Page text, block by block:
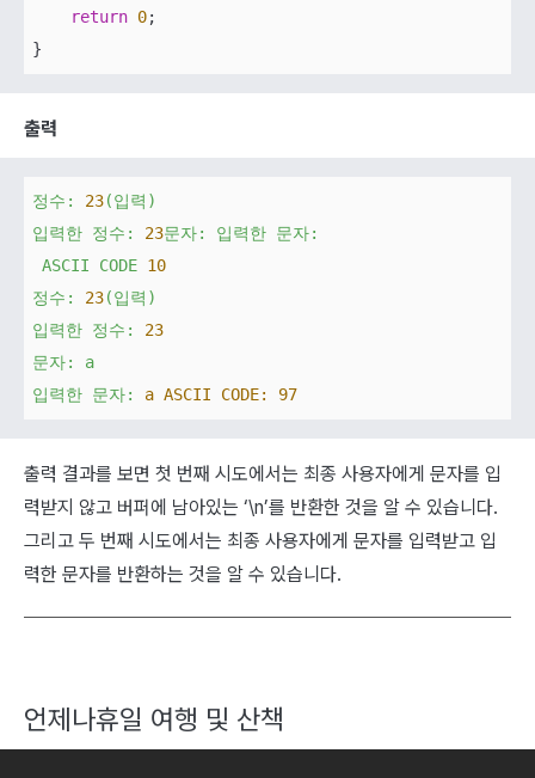
return 0;
출력
정수: 23(입력)
입력한 정수: 23문자: 입력한 문자:
ASCII
CODE 10
정수:
23(입력)
입력한 정수:
23
문자:
a
입력한 문자: a ASCII CODE: 97
출력 결과를 보면 첫 번째 시도에서는 최종 사용자에게 문자를 입
력받지 않고 버퍼에 남아있는 ‘\n’를 반환한 것을 알 수 있습니다.
그리고 두 번째 시도에서는 최종 사용자에게 문자를 입력받고 입
력한 문자를 반환하는 것을 알 수 있습니다.
언제나휴일 여행 및 산책